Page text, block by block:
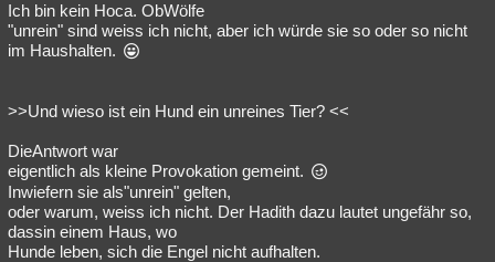
Natur Umfragen Unterhaltung
weitere Rubriken
Astronomie Helpdesk Gruppen Gaming
Musik Clash Verbesserungen Allmystery
Übersichten
Besucht Teilgenommen
Ich bin kein Hoca. ObWölfe
"unrein" sind weiss ich nicht, aber ich würde sie so oder so nicht
im Haushalten.
>>Und wieso ist ein Hund ein unreines Tier? <<
DieAntwort war
eigentlich als kleine Provokation gemeint.
Inwiefern sie als"unrein" gelten,
oder warum, weiss ich nicht. Der Hadith dazu lautet ungefähr so,
dassin einem Haus, wo
Hunde leben, sich die Engel nicht aufhalten.